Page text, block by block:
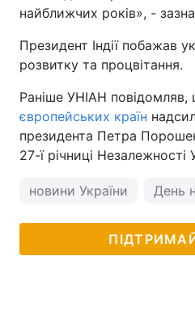
найближчих років», -
Президент Індії побажав
розвитку та процвітання.
Раніше УНІАН повідомляв,
європейських країн
президента Петра
27-ї річниці Незалежності
новини України День